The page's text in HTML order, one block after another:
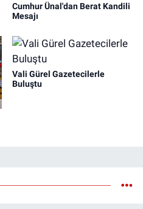
Cumhur Ünal'dan Berat Kandili
Mesajı
Vali Gürel Gazetecilerle
Buluştu